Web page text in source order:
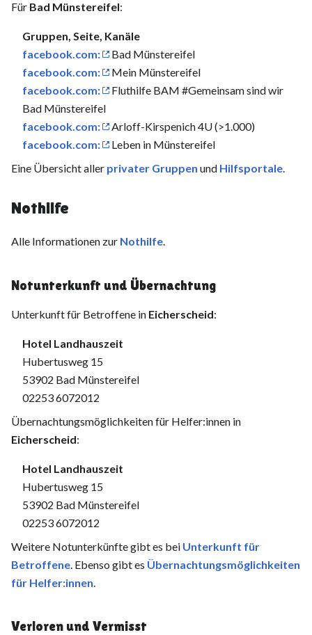
Für Bad Münstereifel:
Gruppen, Seite, Kanäle
facebook.com:
Bad Münstereifel
facebook.com:
Mein Münstereifel
facebook.com:
Fluthilfe BAM #Gemeinsam sind wir
Bad Münstereifel
facebook.com:
Arloff-Kirspenich 4U (>1.000)
facebook.com:
Leben in Münstereifel
Eine Übersicht aller privater Gruppen und Hilfsportale
Nothilfe
Alle Informationen zur Nothilfe
Notunterkunft und Übernachtung
Unterkunft für Betroffene in Eicherscheid:
Hotel Landhauszeit
Hubertusweg 15
53902 Bad Münstereifel
02253 6072012
Übernachtungsmöglichkeiten für Helfer:innen in
Eicherscheid:
Hotel Landhauszeit
Hubertusweg 15
53902 Bad Münstereifel
02253 6072012
Weitere Notunterkünfte gibt es bei Unterkunft für
Betroffene . Ebenso gibt es Übernachtungsmöglichkeiten
für Helfer:innen
Verloren und Vermisst